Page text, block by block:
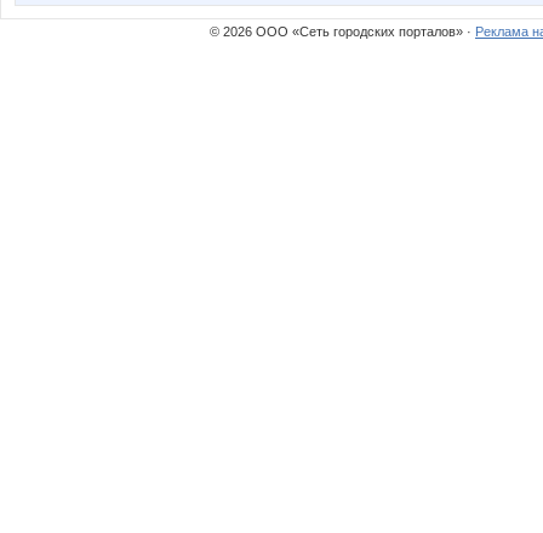
© 2026 ООО «Сеть городских порталов» · Реклама